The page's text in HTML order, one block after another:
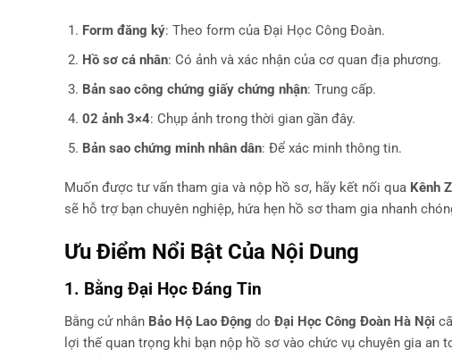
Form đăng ký: Theo form của Đại Học Công Đoàn.
Hồ sơ cá nhân: Có ảnh và xác nhận của cơ quan địa phương.
Bản sao công chứng giấy chứng nhận: Trung cấp.
02 ảnh 3×4: Chụp ảnh trong thời gian gần đây.
Bản sao chứng minh nhân dân: Để xác minh thông tin.
Muốn được tư vấn tham gia và nộp hồ sơ, hãy kết nối qua Kênh
sẽ hỗ trợ bạn chuyên nghiệp, hứa hẹn hồ sơ tham gia nhanh
Ưu Điểm Nổi Bật Của Nội Dung
1. Bằng Đại Học Đáng Tin
Bằng cử nhân Bảo Hộ Lao Động do Đại Học Công Đoàn Hà Nội
lợi thế quan trọng khi bạn nộp hồ sơ vào chức vụ chuyên gia